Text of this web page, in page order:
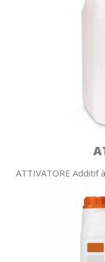
ATTIVATORE Additif